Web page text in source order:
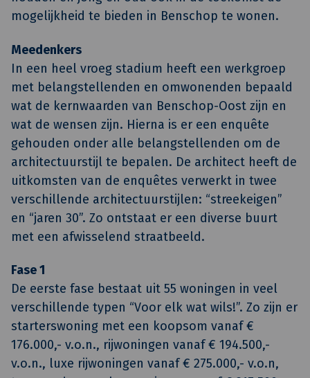
mogelijkheid te bieden in Benschop te wonen.
Meedenkers
In een heel vroeg stadium heeft een werkgroep
met belangstellenden en omwonenden bepaald
wat de kernwaarden van Benschop-Oost zijn en
wat de wensen zijn. Hierna is er een enquête
gehouden onder alle belangstellenden om de
architectuurstijl te bepalen. De architect heeft de
uitkomsten van de enquêtes verwerkt in twee
verschillende architectuurstijlen: “streekeigen”
en “jaren 30”. Zo ontstaat er een diverse buurt
met een afwisselend straatbeeld.
Fase 1
De eerste fase bestaat uit 55 woningen in veel
verschillende typen “Voor elk wat wils!”. Zo zijn er
starterswoning met een koopsom vanaf €
176.000,- v.o.n., rijwoningen vanaf € 194.500,-
v.o.n., luxe rijwoningen vanaf € 275.000,- v.o.n,